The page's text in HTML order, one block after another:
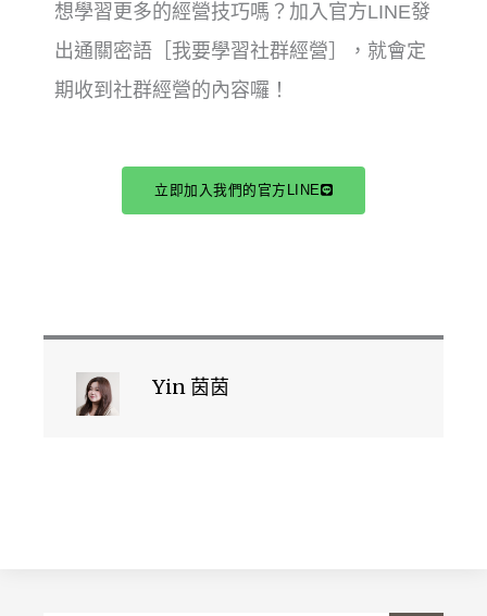
想學習更多的經營技巧嗎？加入官方LINE發
出通關密語［我要學習社群經營］，就會定
期收到社群經營的內容囉！
立即加入我們的官方LINE
Yin 茵茵